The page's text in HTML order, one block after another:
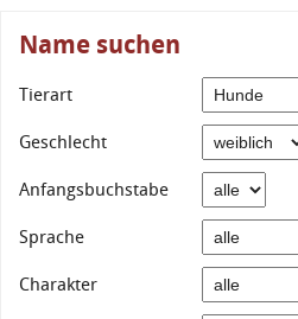
Name suchen
Tierart
Geschlecht
Anfangsbuchstabe
Sprache
Charakter